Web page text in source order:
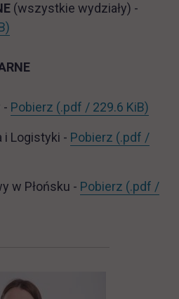
(wszystkie wydziały) -
- Pobierz (.pdf / 229.6 KiB)
i Logistyki - Pobierz (.pdf /
w Płońsku - Pobierz (.pdf /